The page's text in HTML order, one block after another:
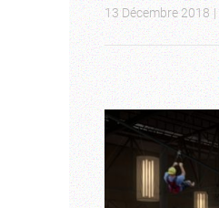
13 Décembre 2018 |